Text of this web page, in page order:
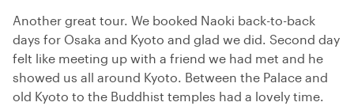
Another great tour. We booked Naoki back-to-back
days for Osaka and Kyoto and glad we did. Second day
felt like meeting up with a friend we had met and he
showed us all around Kyoto. Between the Palace and
old Kyoto to the Buddhist temples had a lovely time.